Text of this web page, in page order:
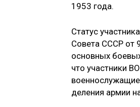
1953 года.
Статус
Совета СССР от
основных
что участники
деления армии